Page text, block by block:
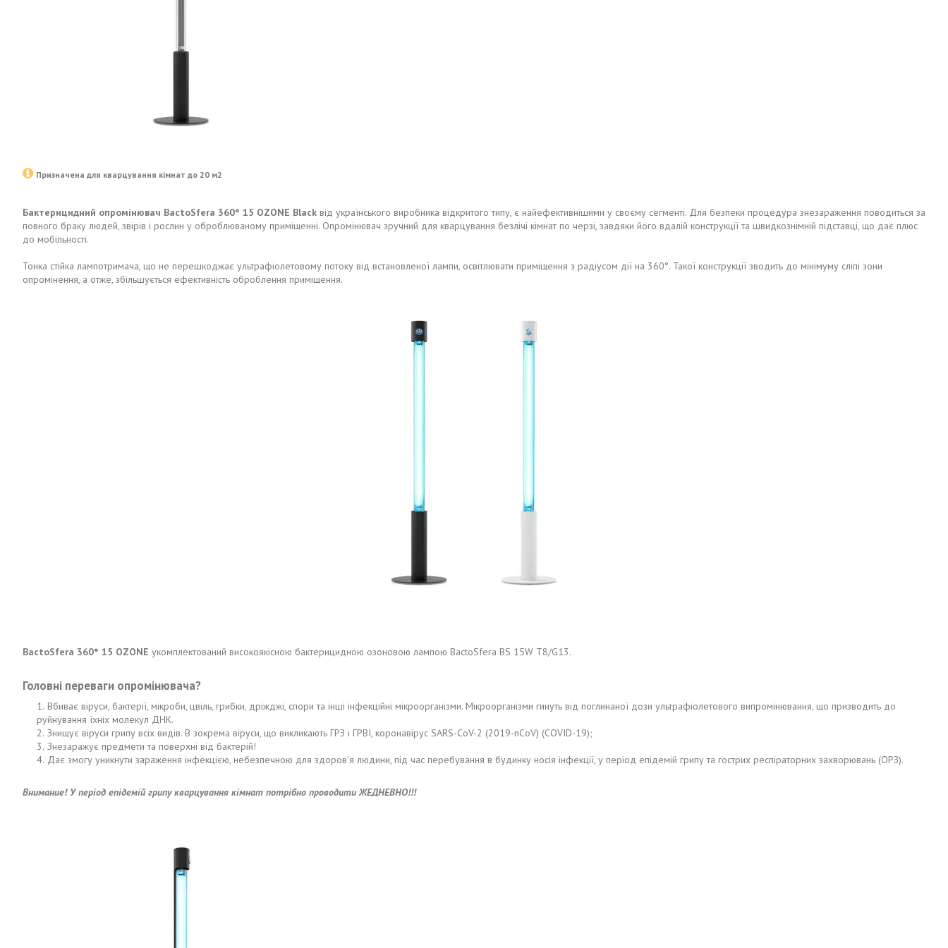
Призначена для кварцування кімнат до 20 м2
Бактерицидний опромінювач BactoSfera 360° 15 OZONE Black від українського виробника відкритого типу, є найефективнішими у своєму сегменті. Для безпеки процедура знезараження поводиться за
повного браку людей, звірів і рослин у оброблюваному приміщенні. Опромінювач зручний для кварцування безлічі кімнат по черзі, завдяки його вдалій конструкції та швидкознімній підставці, що дає плюс
до мобільності.
Тонка стійка лампотримача, що не перешкоджає ультрафіолетовому потоку від встановленої лампи, освітлювати приміщення з радіусом дії на 360°. Такої конструкції зводить до мінімуму сліпі зони
опромінення, а отже, збільшується ефективність оброблення приміщення.
BactoSfera 360° 15 OZONE укомплектований високоякісною бактерицидною озоновою лампою BactoSfera BS 15W T8/G13.
Головні переваги опромінювача?
Вбиває віруси, бактерії, мікроби, цвіль, грибки, дріжджі, спори та інші інфекційні мікроорганізми. Мікроорганізми гинуть від поглинаної дози ультрафіолетового випромінювання, що призводить до
руйнування їхніх молекул ДНК.
Знищує віруси грипу всіх видів. В зокрема віруси, що викликають ГРЗ і ГРВІ, коронавірус SARS-CoV-2 (2019-nCoV) (COVID-19);
Знезаражує предмети та поверхні від бактерій!
Дає змогу уникнути зараження інфекцією, небезпечною для здоров'я людини, під час перебування в будинку носія інфекції, у період епідемій грипу та гострих респіраторних захворювань (ОРЗ).
Внимание! У період епідемій грипу кварцування кімнат потрібно проводити ЖЕДНЕВНО!!!